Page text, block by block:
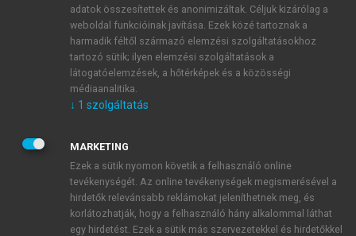
E-MAIL-CÍM
JELSZÓ
JELSZÓ ÚJRA
adatok összesítettek és anonimizáltak. Céljuk kizárólag a
weboldal funkcióinak javítása. Ezek közé tartoznak a
harmadik féltől származó elemzési szolgáltatásokhoz
tartozó sütik; ilyen elemzési szolgáltatások a
látogatóelemzések, a hőtérképek és a közösségi
médiaanalitika.
↓ 1 szolgáltatás
MARKETING
Ezek a sütik nyomon követik a felhasználó online
tevékenységét. Az online tevékenységek megismerésével a
hirdetők relevánsabb reklámokat jeleníthetnek meg, és
korlátozhatják, hogy a felhasználó hány alkalommal láthat
egy hirdetést. Ezek a sütik más szervezetekkel és hirdetőkkel